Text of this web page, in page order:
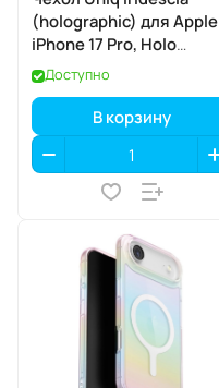
(holographic) для Apple
iPhone 17 Pro, Holo
Quartz
(голографический
кварц), MagSafe
Доступно
В корзину